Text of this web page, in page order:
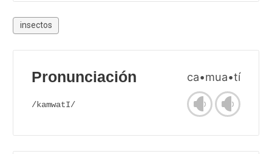
insectos
Pronunciación ca•mua•tí
/kamwatI/